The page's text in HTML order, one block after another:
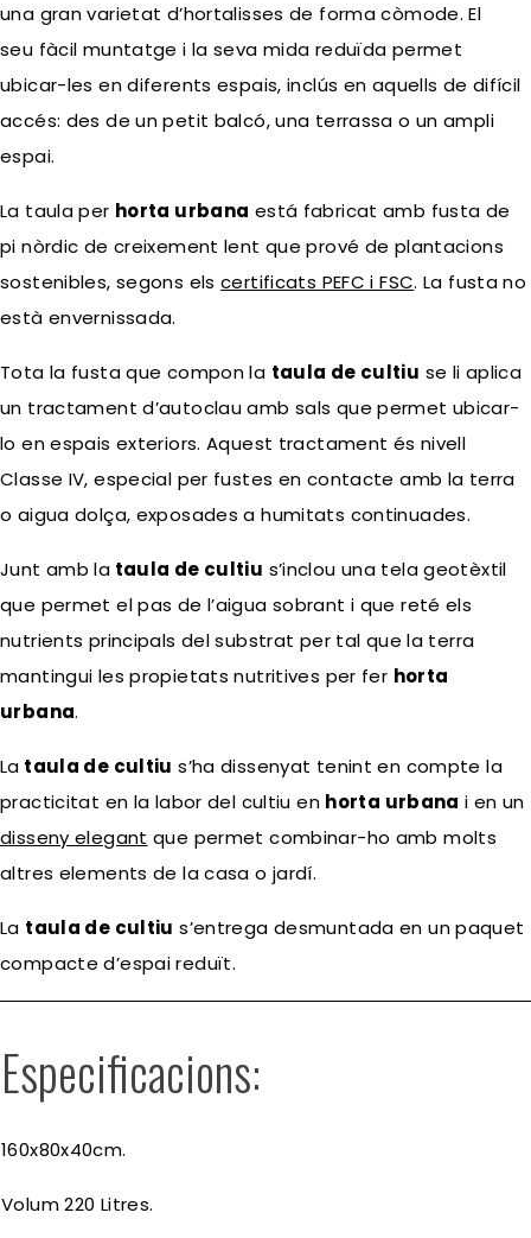
una gran varietat d’hortalisses de forma còmode. El
seu fàcil muntatge i la seva mida reduïda permet
ubicar-les en diferents espais, inclús en aquells de difícil
accés: des de un petit balcó, una terrassa o un ampli
espai.
La taula per horta urbana está fabricat amb fusta de
pi nòrdic de creixement lent que prové de plantacions
sostenibles, segons els certificats PEFC i FSC. La fusta no
està envernissada.
Tota la fusta que compon la taula de cultiu se li aplica
un tractament d’autoclau amb sals que permet ubicar-
lo en espais exteriors. Aquest tractament és nivell
Classe IV, especial per fustes en contacte amb la terra
o aigua dolça, exposades a humitats continuades.
Junt amb la taula de cultiu s’inclou una tela geotèxtil
que permet el pas de l’aigua sobrant i que reté els
nutrients principals del substrat per tal que la terra
mantingui les propietats nutritives per fer horta
urbana.
La taula de cultiu s’ha dissenyat tenint en compte la
practicitat en la labor del cultiu en horta urbana i en un
disseny elegant que permet combinar-ho amb molts
altres elements de la casa o jardí.
La taula de cultiu s’entrega desmuntada en un paquet
compacte d’espai reduït.
Especificacions:
160x80x40cm.
Volum 220 Litres.